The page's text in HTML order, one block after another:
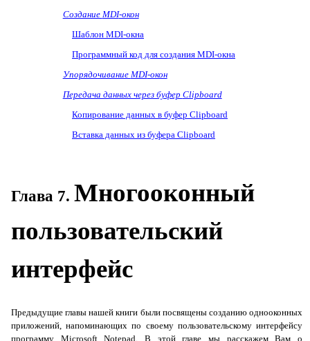
Создание MDI-окон
Шаблон MDI-окна
Программный код для создания MDI-окна
Упорядочивание MDI-окон
Передача данных через буфер Clipboard
Копирование данных в буфер Clipboard
Вставка данных из буфера Clipboard
Глава 7. Многооконный
пользовательский
интерфейс
Предыдущие главы нашей книги были посвящены созданию однооконных
приложений, напоминающих по своему пользовательскому интерфейсу
программу Microsoft Notepad. В этой главе мы расскажем Вам о